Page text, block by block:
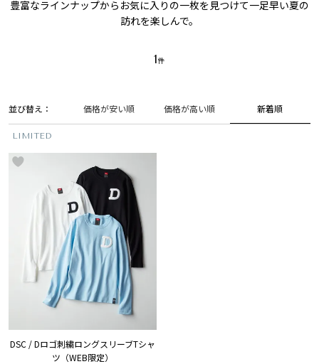
豊富なラインナップからお気に入りの一枚を見つけて一足早い夏の
訪れを楽しんで。
並び替え 価格が安い順 価格が高い順 新着順
1
LIMITED
DSC / Dロゴ刺繍ロングスリーブTシャ
ツ（WEB限定）